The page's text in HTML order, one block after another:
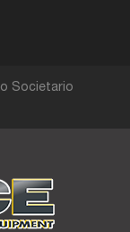
Societario